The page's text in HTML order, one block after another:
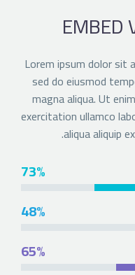
EMBED
Lorem ipsum dolor sit
sed do eiusmod
magna aliqua. Ut
exercitation ullamco
aliqua aliquip
73%
48%
65%